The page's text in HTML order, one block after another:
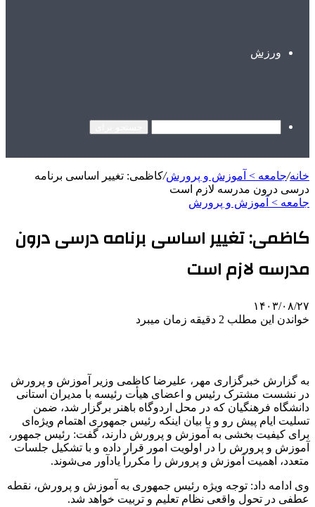
ورزش
خانه/جامعه > آموزش و پرورش/کاظمی: تغییر اساسی برنامه
درسی درون مدرسه لازم است
جامعه > آموزش و پرورش
کاظمی: تغییر اساسی برنامه درسی درون
مدرسه لازم است
۱۴۰۳/۰۸/۲۷
خواندن این مطلب 2 دقیقه زمان میبرد
به گزارش خبرگزاری مهر، علیرضا کاظمی وزیر آموزش و پرورش
در نشست مشترک رئیس و اعضای هیأت رئیسه با مدیران استانی
دانشگاه فرهنگیان که در محل اردوگاه باهنر برگزار شد، ضمن
تسلیت ایام پیش رو و با بیان اینکه رئیس جمهوری اهتمام ویژه‌ای
برای کیفیت بخشی به آموزش و پرورش دارند، گفت: رئیس جمهور،
آموزش و پرورش را در اولویت امور قرار داده و با تشکیل جلسات
متعدد، اهمیت آموزش و پرورش را مکرراَ یادآور می‌شوند.
وی ادامه داد: توجه ویژه رئیس جمهوری به آموزش و پرورش، نقطه
عطفی در تحول واقعی نظام تعلیم و تربیت خواهد شد.